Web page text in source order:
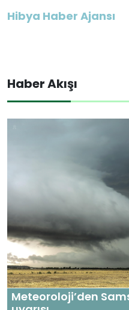
Hibya Haber Ajansı
Haber Akışı
Meteoroloji’den